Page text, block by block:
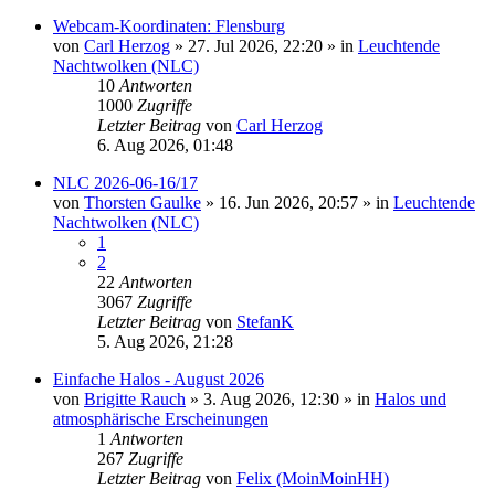
Webcam-Koordinaten: Flensburg
von Carl Herzog » 27. Jul 2026, 22:20 » in Leuchtende
Nachtwolken (NLC)
10 Antworten
1000 Zugriffe
Letzter Beitrag von Carl Herzog
6. Aug 2026, 01:48
NLC 2026-06-16/17
von Thorsten Gaulke » 16. Jun 2026, 20:57 » in Leuchtende
Nachtwolken (NLC)
1
2
22 Antworten
3067 Zugriffe
Letzter Beitrag von StefanK
5. Aug 2026, 21:28
Einfache Halos - August 2026
von Brigitte Rauch » 3. Aug 2026, 12:30 » in Halos und
atmosphärische Erscheinungen
1 Antworten
267 Zugriffe
Letzter Beitrag von Felix (MoinMoinHH)